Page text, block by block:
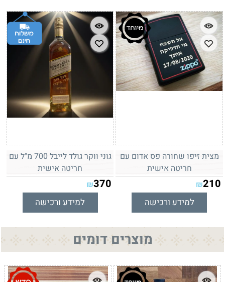
מצית זיפו שחורה פס אדום עם
חריטה אישית
₪210
למידע ורכישה
גוני ווקר גולד לייבל 700 מ"ל עם
חריטה אישית
₪370
למידע ורכישה
מוצרים דומים